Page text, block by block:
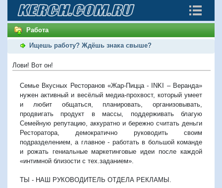
Работа
Ищешь работу? Ждёшь знака свыше?
Лови! Вот он!
Семье Вкусных Ресторанов «Жар-Пицца - INKI – Веранда»
нужен активный и весёлый медиа-прохвост, который умеет
и любит общаться, планировать, организовывать,
продвигать продукт в массы, поддерживать благую
Семейную репутацию, аккуратно и бережно считать деньги
Ресторатора, демократично руководить своим
подразделением, а главное - работать в большой команде
и рожать гениальные маркетинговые идеи после каждой
«интимной близости с тех.заданием».
ТЫ - НАШ РУКОВОДИТЕЛЬ ОТДЕЛА РЕКЛАМЫ.